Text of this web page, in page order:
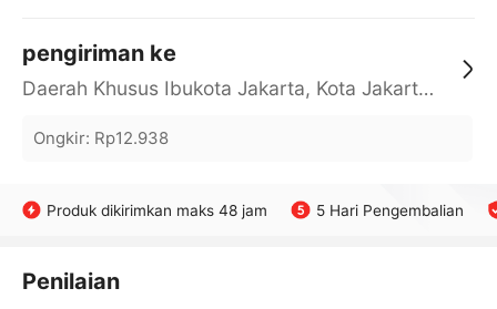
pengiriman ke
Daerah Khusus Ibukota Jakarta, Kota Jakarta Barat, Cengkareng, yy
Ongkir: Rp12.938
Produk dikirimkan maks 48 jam 5 Hari Pengembalian
Penilaian